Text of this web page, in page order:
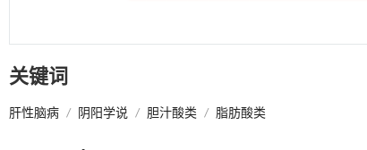
关键词
肝性脑病 / 阴阳学说 / 胆汁酸类 / 脂肪酸类